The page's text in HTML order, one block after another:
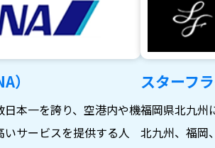
）
日本一を誇り、空港内や機
いサービスを提供する人
スターフ
福岡県北九州
北九州、福岡